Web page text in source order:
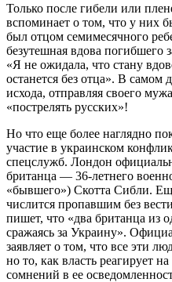
Только после гибели или
вспоминает о том, что у них
был отцом семимесячного
безутешная вдова погибшего
«Я не ожидала, что стану
останется без отца». В самом
исхода, отправляя своего
«пострелять русских»!
Но что еще более наглядно
участие в украинском
спецслужб. Лондон
британца — 36-летнего
«бывшего») Скотта Сибли.
числится пропавшим без
пишет, что «два британца из
сражаясь за Украину».
заявляет о том, что все эти
но то, как власть реагирует
сомнений в ее